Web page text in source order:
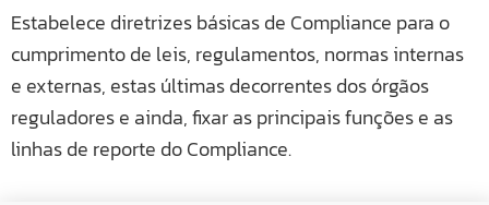
Estabelece diretrizes básicas de Compliance para o
cumprimento de leis, regulamentos, normas internas
e externas, estas últimas decorrentes dos órgãos
reguladores e ainda, fixar as principais funções e as
linhas de reporte do Compliance.